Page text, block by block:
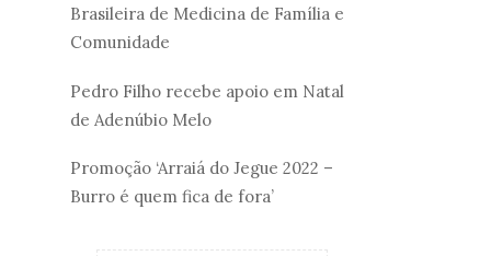
Brasileira de Medicina de Família e
Comunidade
Pedro Filho recebe apoio em Natal
de Adenúbio Melo
Promoção ‘Arraiá do Jegue 2022 –
Burro é quem fica de fora’